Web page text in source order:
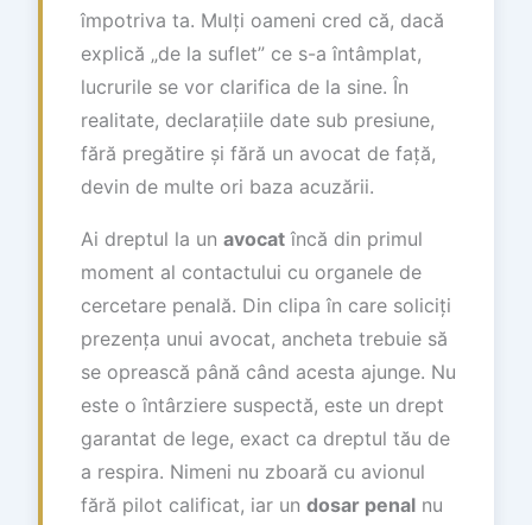
împotriva ta. Mulți oameni cred că, dacă
explică „de la suflet” ce s-a întâmplat,
lucrurile se vor clarifica de la sine. În
realitate, declarațiile date sub presiune,
fără pregătire și fără un avocat de față,
devin de multe ori baza acuzării.
Ai dreptul la un avocat încă din primul
moment al contactului cu organele de
cercetare penală. Din clipa în care soliciți
prezența unui avocat, ancheta trebuie să
se oprească până când acesta ajunge. Nu
este o întârziere suspectă, este un drept
garantat de lege, exact ca dreptul tău de
a respira. Nimeni nu zboară cu avionul
fără pilot calificat, iar un dosar penal nu